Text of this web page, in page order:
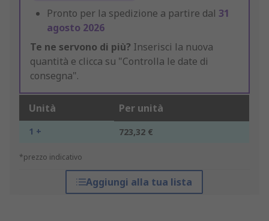
Pronto per la spedizione a partire dal 31
agosto 2026
Te ne servono di più? Inserisci la nuova
quantità e clicca su "Controlla le date di
consegna".
Unità Per unità
1 + 723,32 €
*prezzo indicativo
Aggiungi alla tua lista